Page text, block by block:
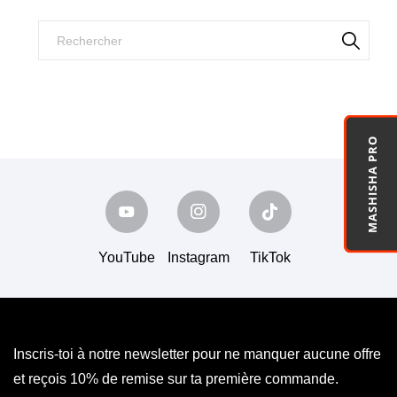
MASHISHA PRO
YouTube Instagram TikTok
Inscris-toi à notre newsletter pour ne manquer aucune offre
et reçois 10% de remise sur ta première commande.